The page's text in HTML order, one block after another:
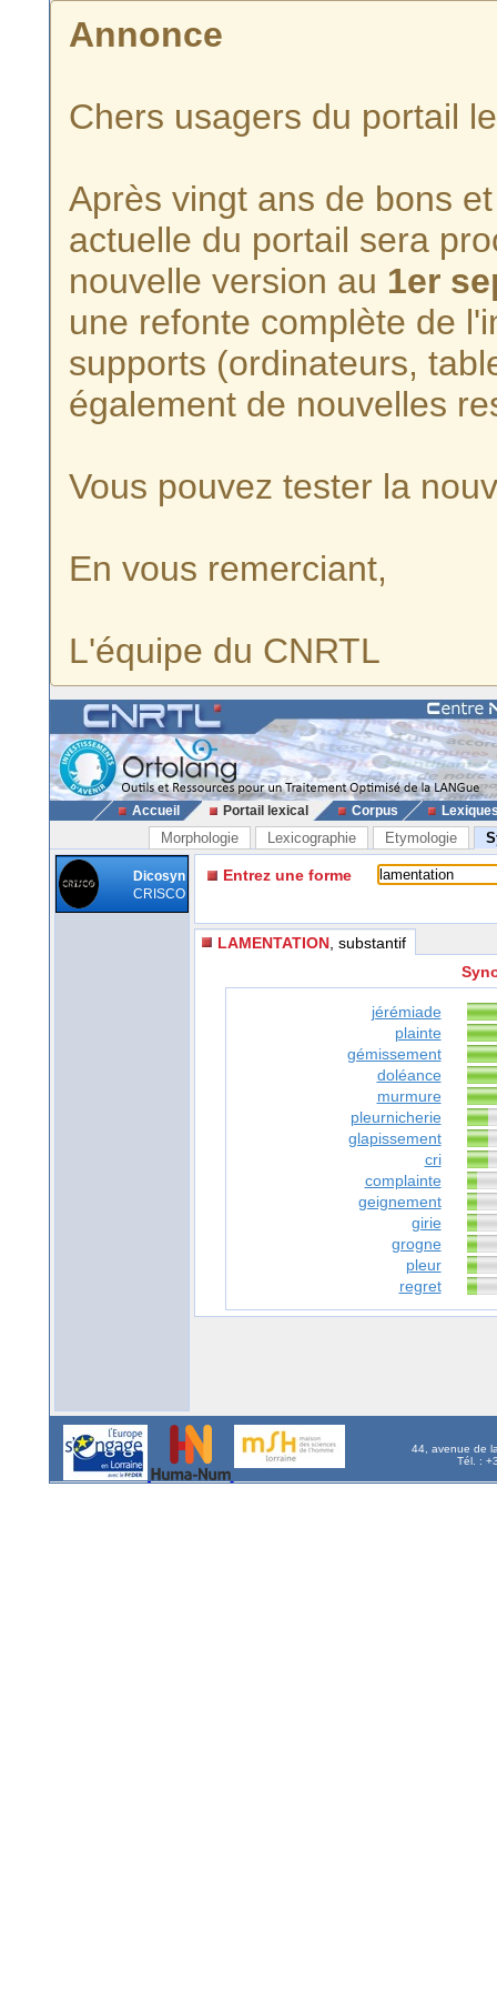
Annonce
Chers usagers du portail
Après vingt ans de bons
actuelle du portail sera
nouvelle version au 1er
une refonte complète de
supports (ordinateurs,
également de nouvelles
Vous pouvez tester la
En vous remerciant,
L'équipe du CNRTL
Accueil Portail lexical Corpus
Morphologie Lexicographie Etymologie
Dicosyn
CRISCO
Entrez une forme
LAMENTATION , substantif
jérémiade
plainte
gémissement
doléance
murmure
pleurnicherie
glapissement
cri
complainte
geignement
girie
grogne
pleur
regret
44, avenue de
Tél. :